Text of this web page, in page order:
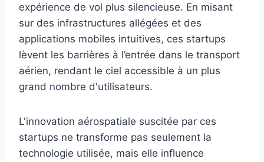
expérience de vol plus silencieuse. En misant
sur des infrastructures allégées et des
applications mobiles intuitives, ces startups
lèvent les barrières à l’entrée dans le transport
aérien, rendant le ciel accessible à un plus
grand nombre d'utilisateurs.
L'innovation aérospatiale suscitée par ces
startups ne transforme pas seulement la
technologie utilisée, mais elle influence